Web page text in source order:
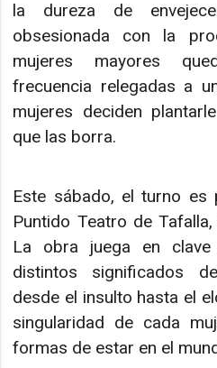
la dureza de
obsesionada con la
mujeres mayores
frecuencia relegadas a
mujeres deciden
que las borra.
Este sábado, el turno es
Puntido Teatro de
La obra juega en
distintos significados
desde el insulto hasta el
singularidad de cada
formas de estar en el